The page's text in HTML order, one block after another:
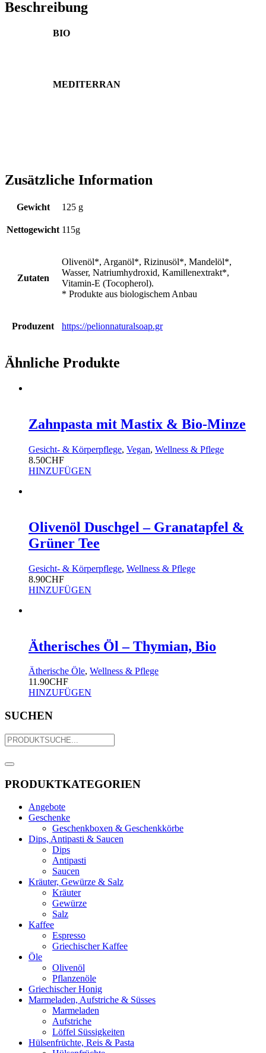
Beschreibung
BIO
MEDITERRAN
Zusätzliche Information
Gewicht 125 g
Nettogewicht 115g
Zutaten
Olivenöl*, Arganöl*, Rizinusöl*, Mandelöl*,
Wasser, Natriumhydroxid, Kamillenextrakt*,
Vitamin-E (Tocopherol).
* Produkte aus biologischem Anbau
Produzent https://pelionnaturalsoap.gr
Ähnliche Produkte
Zahnpasta mit Mastix & Bio-Minze
Gesicht- & Körperpflege, Vegan, Wellness & Pflege
8.50CHF
HINZUFÜGEN
Olivenöl Duschgel – Granatapfel &
Grüner Tee
Gesicht- & Körperpflege, Wellness & Pflege
8.90CHF
HINZUFÜGEN
Ätherisches Öl – Thymian, Bio
Ätherische Öle, Wellness & Pflege
11.90CHF
HINZUFÜGEN
SUCHEN
PRODUKTKATEGORIEN
Angebote
Geschenke
Geschenkboxen & Geschenkkörbe
Dips, Antipasti & Saucen
Dips
Antipasti
Saucen
Kräuter, Gewürze & Salz
Kräuter
Gewürze
Salz
Kaffee
Espresso
Griechischer Kaffee
Öle
Olivenöl
Pflanzenöle
Griechischer Honig
Marmeladen, Aufstriche & Süsses
Marmeladen
Aufstriche
Löffel Süssigkeiten
Hülsenfrüchte, Reis & Pasta